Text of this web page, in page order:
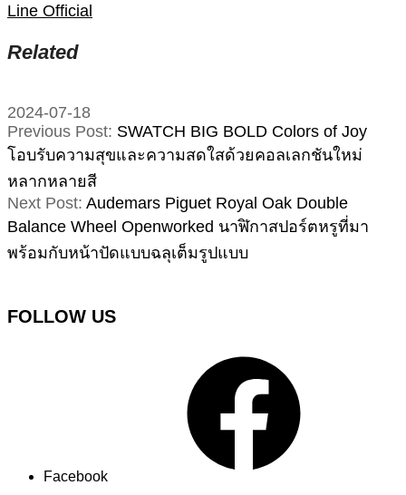
Line Official
Related
2024-07-18
Previous Post: SWATCH BIG BOLD Colors of Joy
โอบรับความสุขและความสดใสด้วยคอลเลกชันใหม่
หลากหลายสี
Next Post: Audemars Piguet Royal Oak Double
Balance Wheel Openworked นาฬิกาสปอร์ตหรูที่มา
พร้อมกับหน้าปัดแบบฉลุเต็มรูปแบบ
FOLLOW US
Facebook